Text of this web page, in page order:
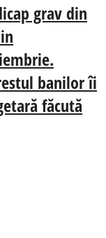
grav din
banilor îi
făcută